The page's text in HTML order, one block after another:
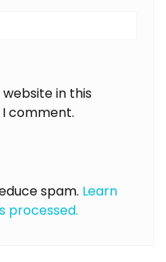
in this
comment.
spam. Learn
processed.